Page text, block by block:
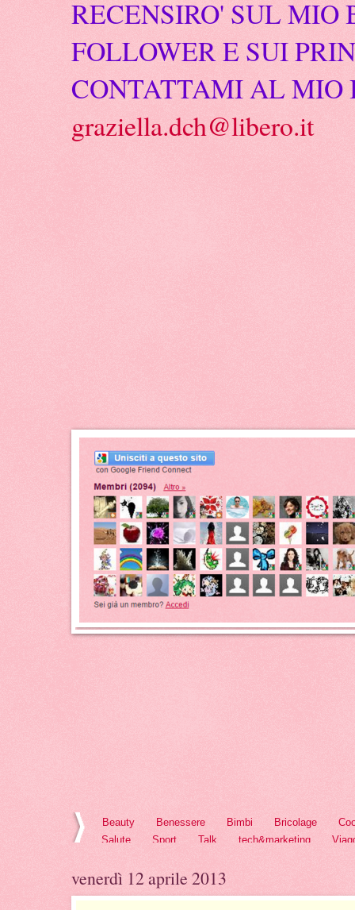
RECENSIRO' SUL
FOLLOWER E SUI
CONTATTAMI AL
graziella.dch@libero.it
Beauty Benessere Bimbi Bricolage
Salute
Sport Talk tech&marketing
venerdì 12 aprile 2013